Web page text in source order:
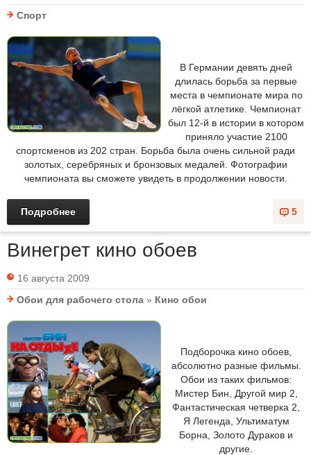
Спорт
В Германии девять дней
длилась борьба за первые
места в чемпионате мира по
лёгкой атлетике. Чемпионат
был 12-й в истории в котором
приняло участие 2100
спортсменов из 202 стран. Борьба была очень сильной ради
золотых, серебряных и бронзовых медалей. Фотографии
чемпионата вы сможете увидеть в продолжении новости.
5
Подробнее
Винегрет кино обоев
16 августа 2009
Обои для рабочего стола » Кино обои
Подборочка кино обоев,
абсолютно разные фильмы.
Обои из таких фильмов:
Мистер Бин, Другой мир 2,
Фантастическая четверка 2,
Я Легенда, Ультиматум
Борна, Золото Дураков и
другие.